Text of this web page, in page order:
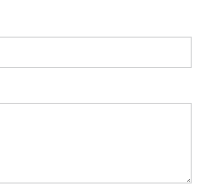
в 13:14: